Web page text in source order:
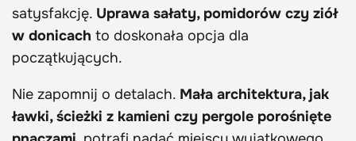
satysfakcję. Uprawa sałaty, pomidorów czy ziół
w donicach to doskonała opcja dla
początkujących.
Nie zapomnij o detalach. Mała architektura, jak
ławki, ścieżki z kamieni czy pergole porośnięte